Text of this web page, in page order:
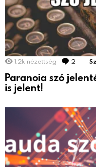
1.2k nézettség 2
Paranoia szó
is jelent!